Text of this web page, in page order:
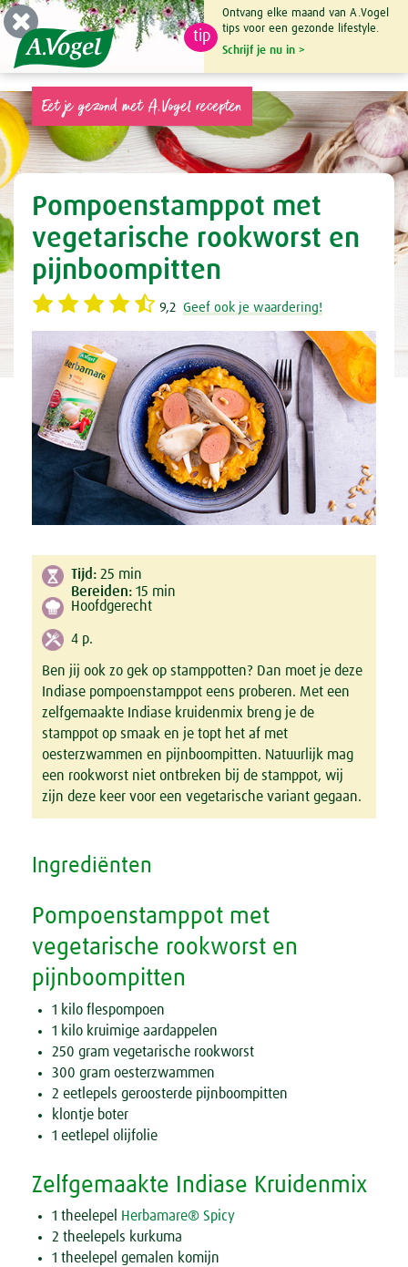
Eet je gezond met A.Vogel recepten
Pompoenstamppot met
vegetarische rookworst en
pijnboompitten
9,2 Geef ook je waardering!
Tijd: 25 min
Bereiden: 15 min
Hoofdgerecht
4 p.
Ben jij ook zo gek op stamppotten? Dan moet je deze
Indiase pompoenstamppot eens proberen. Met een
zelfgemaakte Indiase kruidenmix breng je de
stamppot op smaak en je topt het af met
oesterzwammen en pijnboompitten. Natuurlijk mag
een rookworst niet ontbreken bij de stamppot, wij
zijn deze keer voor een vegetarische variant gegaan.
Ingrediënten
Pompoenstamppot met
vegetarische rookworst en
pijnboompitten
1 kilo flespompoen
1 kilo kruimige aardappelen
250 gram vegetarische rookworst
300 gram oesterzwammen
2 eetlepels geroosterde pijnboompitten
klontje boter
1 eetlepel olijfolie
Zelfgemaakte Indiase Kruidenmix
1 theelepel
Herbamare® Spicy
2 theelepels kurkuma
1 theelepel gemalen komijn
tip
Ontvang elke maand van A.Vogel
tips voor een gezonde lifestyle.
Schrijf je nu in >